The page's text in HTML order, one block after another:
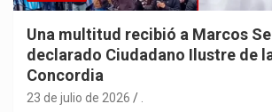
Una multitud recibió a Marcos
declarado Ciudadano Ilustre de
Concordia
23 de julio de 2026